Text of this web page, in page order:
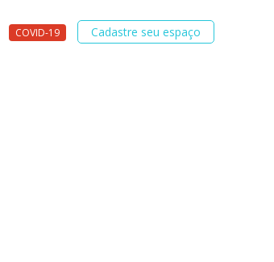
COVID-19
Cadastre seu espaço